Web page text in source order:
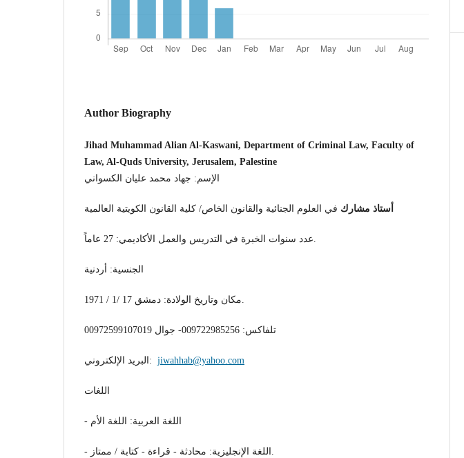
Author Biography
Jihad Muhammad Alian Al-Kaswani, Department of Criminal Law, Faculty of
Law, Al-Quds University, Jerusalem, Palestine
الإسم: جهاد محمد عليان الكسواني
أستاذ مشارك في العلوم الجنائية والقانون الخاص/ كلية القانون الكويتية العالمية
الجنسية: أردنية
تلفاكس: 009722985256- جوال 00972599107019
البريد الإلكتروني: jiwahhab@yahoo.com
اللغات
- اللغة العربية: اللغة الأم